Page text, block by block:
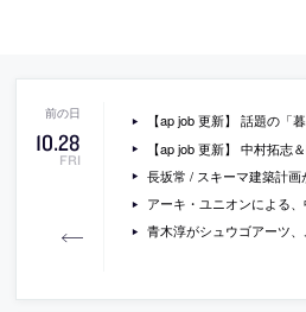
10.28
FRI
【ap job 更新】 話題の「暮らしの空間デザイン手
【ap job 更新】 中村拓志＆
長坂常 / スキーマ建築計画が、既製品の紙用クリップを部
アーキ・ユニオンによる、中国・上海の、ロボットが煉
青木淳がシュウゴアーツ、ムトカが小山登美夫ギャラリーの